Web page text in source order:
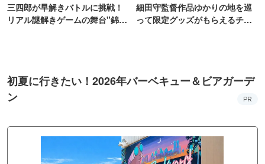
三四郎が早解きバトルに挑戦！
リアル謎解きゲームの舞台"錦糸
細田守監督作品ゆかりの地を巡
って限定グッズがもらえるチャ
初夏に行きたい！2026年バーベキュー＆ビアガーデ
ン
PR